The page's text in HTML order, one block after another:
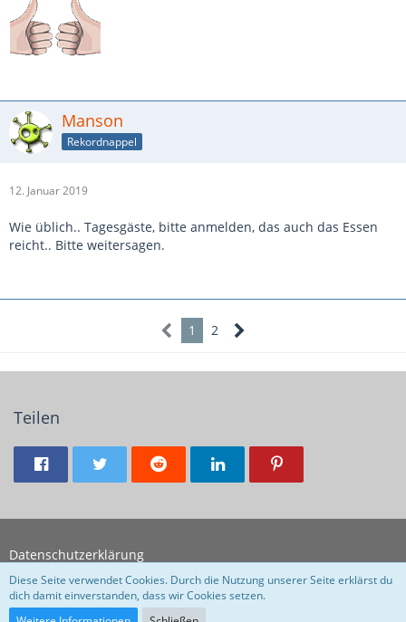
Manson
Rekordnappel
12. Januar 2019
Wie üblich.. Tagesgäste, bitte anmelden, das auch das Essen
reicht.. Bitte weitersagen.
1 2
Teilen
Datenschutzerklärung
Community-Software:
Diese Seite verwendet Cookies. Durch die Nutzung unserer Seite erklärst du
dich damit einverstanden, dass wir Cookies setzen.